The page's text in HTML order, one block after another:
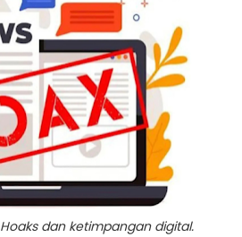
Hoaks dan ketimpangan digital.